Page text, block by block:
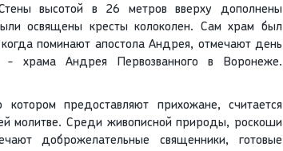
высотой в 26 метров вверху дополнены
освящены кресты колоколен. Сам храм был
поминают апостола Андрея, отмечают день
- храма Андрея Первозванного в Воронеже.
предоставляют прихожане, считается
молитве. Среди живописной природы, роскоши
доброжелательные священники, готовые